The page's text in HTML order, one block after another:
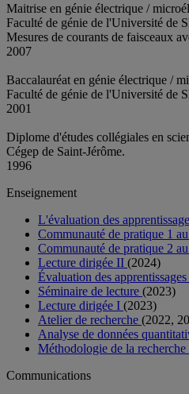
Maitrise en génie électrique /
Faculté de génie de l'Université de
Mesures de courants de faisceaux
2007
Baccalauréat en génie électrique /
Faculté de génie de l'Université de
2001
Diplome d'études collégiales en
Cégep de Saint-Jérôme.
1996
Enseignement
L'évaluation des
Communauté de pratique 1
Communauté de pratique 2
Lecture dirigée II (2024)
Évaluation des
Séminaire de lecture (2023)
Lecture dirigée I (2023)
Atelier de recherche (2022,
Analyse de données
Méthodologie de la recherche
Communications